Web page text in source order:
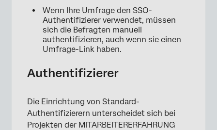
Wenn Ihre Umfrage den SSO-
Authentifizierer verwendet, müssen
sich die Befragten manuell
authentifizieren, auch wenn sie einen
Umfrage-Link haben.
Authentifizierer
Die Einrichtung von Standard-
Authentifizierern unterscheidet sich bei
Projekten der MITARBEITERERFAHRUNG